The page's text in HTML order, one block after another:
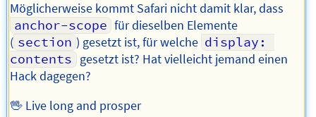
Möglicherweise kommt Safari nicht damit klar, dass
anchor-scope für dieselben Elemente
( section ) gesetzt ist, für welche display:
contents gesetzt ist? Hat vielleicht jemand einen
Hack dagegen?
🖖 Live long and prosper